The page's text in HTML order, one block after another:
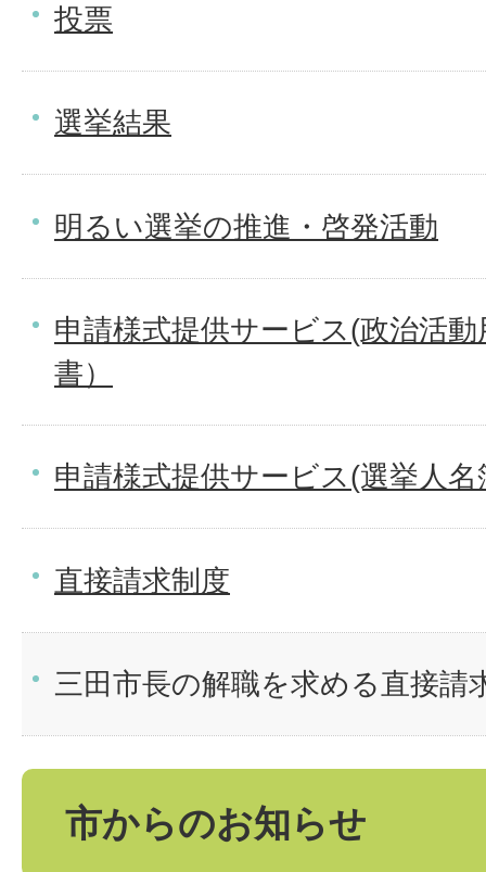
投票
選挙結果
明るい選挙の推進・啓発活動
申請様式提供サービス(政治活
書）
申請様式提供サービス(選挙人
直接請求制度
三田市長の解職を求める直接請
市からのお知らせ